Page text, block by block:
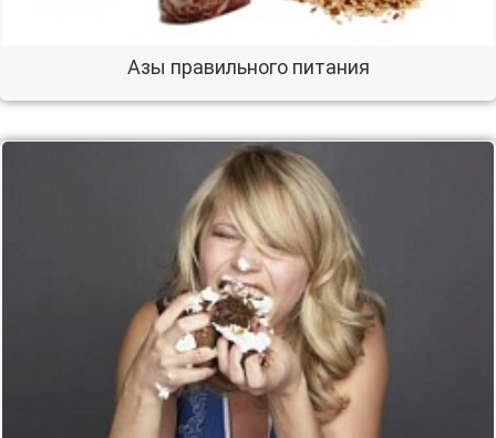
Азы правильного питания